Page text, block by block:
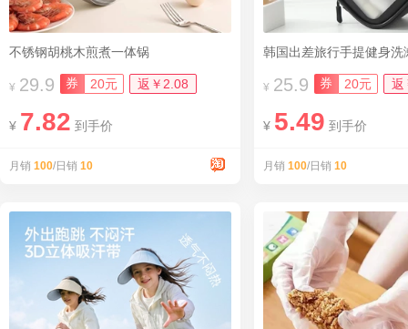
不锈钢胡桃木煎煮一体锅
¥ 29.9 券 20元 返￥2.08
¥ 7.82 到手价
月销 100/日销 10
韩国出差旅行手提健身洗
¥ 25.9 券 20元 返
¥ 5.49 到手价
月销 100/日销 10